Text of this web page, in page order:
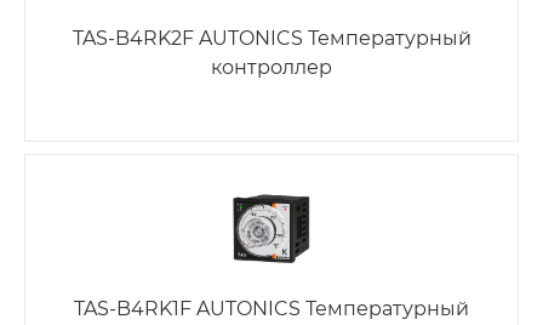
TAS-B4RK2F AUTONICS Температурный
контроллер
TAS-B4RK1F AUTONICS Температурный